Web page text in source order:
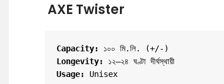
AXE Twister
Capacity:
১০০ মি.লি. (+/-)
Longevity:
১২–২৪ ঘণ্টা দীর্ঘস্থায়ী
Usage: